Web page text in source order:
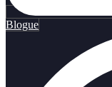
Blogue